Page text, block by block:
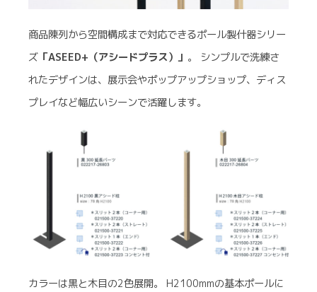
商品陳列から空間構成まで対応できるポール製什器シリー
ズ 「ASEED+（アシードプラス）」 。 シンプルで洗練さ
れたデザインは、展示会やポップアップショップ、ディス
プレイなど幅広いシーンで活躍します。
カラーは黒と木目の2色展開。 H2100mmの基本ポールに